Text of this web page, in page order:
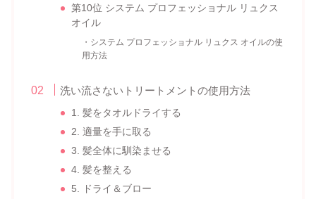
第10位 システム プロフェッショナル リュクス
オイル
・システム プロフェッショナル リュクス オイルの使
用方法
洗い流さないトリートメントの使用方法
1. 髪をタオルドライする
2. 適量を手に取る
3. 髪全体に馴染ませる
4. 髪を整える
5. ドライ＆ブロー